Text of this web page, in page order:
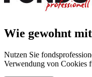
Wie gewohnt
Nutzen Sie
Verwendung von Cookies